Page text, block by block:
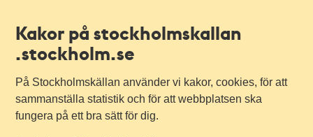
Kakor på stockholmskallan
.stockholm.se
På Stockholmskällan använder vi kakor, cookies, för att
sammanställa statistik och för att webbplatsen ska
fungera på ett bra sätt för dig.